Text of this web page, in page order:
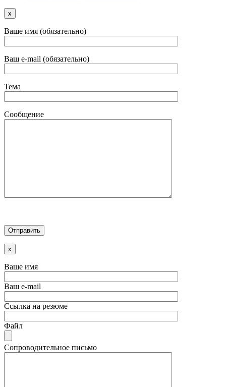
x
Ваше имя (обязательно)
Ваш e-mail (обязательно)
Тема
Сообщение
x
Ваше имя
Ваш e-mail
Ссылка на резюме
Файл
Сопроводительное письмо